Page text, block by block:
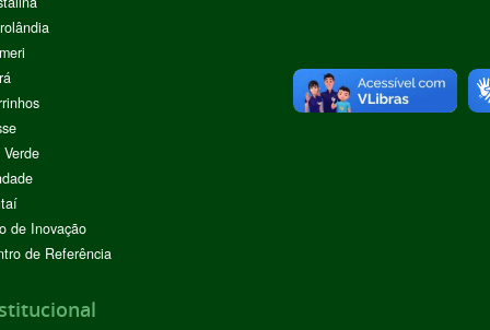
de Inovação
de Referência